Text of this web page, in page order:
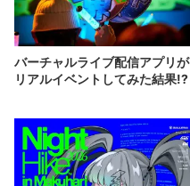
バーチャルライブ配信アプリが
リアルイベントしてみた結果!?